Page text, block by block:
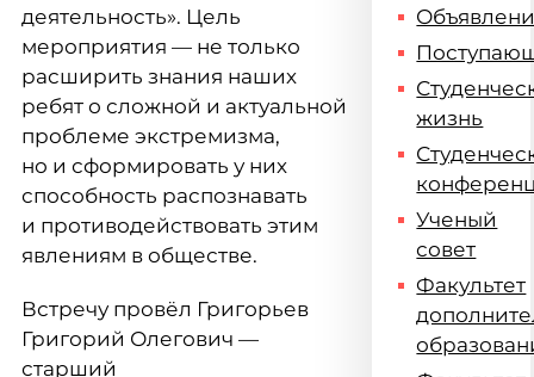
деятельность». Цель
мероприятия — не только
расширить знания наших
ребят о сложной и актуальной
проблеме экстремизма,
но и сформировать у них
способность распознавать
и противодействовать этим
явлениям в обществе.
Встречу провёл Григорьев
Григорий Олегович —
старший
жизнь
Ученый
совет
Факультет